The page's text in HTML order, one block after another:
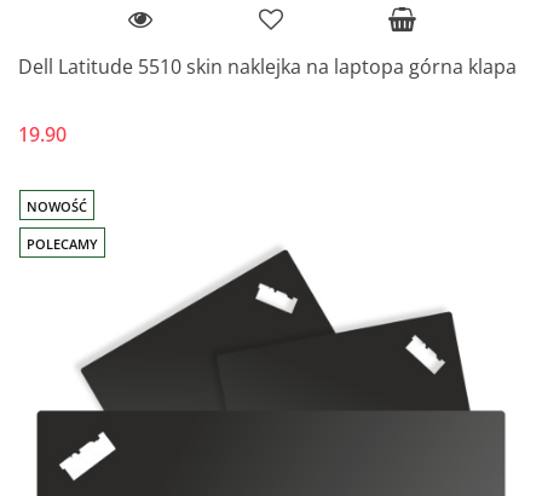
Dell Latitude 5510 skin naklejka na laptopa górna klapa
19.90
NOWOŚĆ
POLECAMY